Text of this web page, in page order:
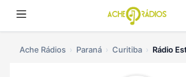
Ache Rádios Paraná Curitiba Rádio